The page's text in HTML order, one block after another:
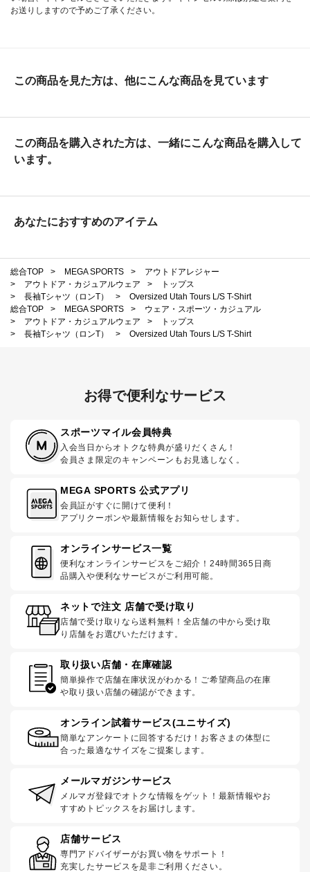
お送りしますので予めご了承ください。
この商品を見た方は、他にこんな商品を見ています
この商品を購入された方は、一緒にこんな商品を購入して
います。
あなたにおすすめのアイテム
総合TOP > MEGA SPORTS >
アウトドアレジャー
>
アウトドア・カジュアルウェア >
トップス
>
長袖Tシャツ（ロンT） >
Oversized Utah Tours L/S T-Shirt
総合TOP
> MEGA SPORTS >
ウェア・スポーツ・カジュアル
>
アウトドア・カジュアルウェア >
トップス
>
長袖Tシャツ（ロンT） > Oversized Utah Tours L/S T-Shirt
お得で便利なサービス
スポーツマイル会員特典
入会当日からオトクな特典が盛りだくさん！
会員さま限定のキャンペーンもお見逃しなく。
MEGA SPORTS 公式アプリ
会員証がすぐに開けて便利！
アプリクーポンや最新情報をお知らせします。
オンラインサービス一覧
便利なオンラインサービスをご紹介！24時間365日商
品購入や便利なサービスがご利用可能。
ネットで注文 店舗で受け取り
店舗で受け取りなら送料無料！全店舗の中から受け取
り店舗をお選びいただけます。
取り扱い店舗・在庫確認
簡単操作で店舗在庫状況がわかる！ご希望商品の在庫
や取り扱い店舗の確認ができます。
オンライン試着サービス(ユニサイズ)
簡単なアンケートに回答するだけ！お客さまの体型に
合った最適なサイズをご提案します。
メールマガジンサービス
メルマガ登録でオトクな情報をゲット！最新情報やお
すすめトピックスをお届けします。
店舗サービス
専門アドバイザーがお買い物をサポート！
充実したサービスを是非ご利用ください。